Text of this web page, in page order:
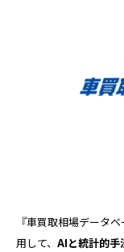
『車買取相場データ
用して、 AIと統計的手